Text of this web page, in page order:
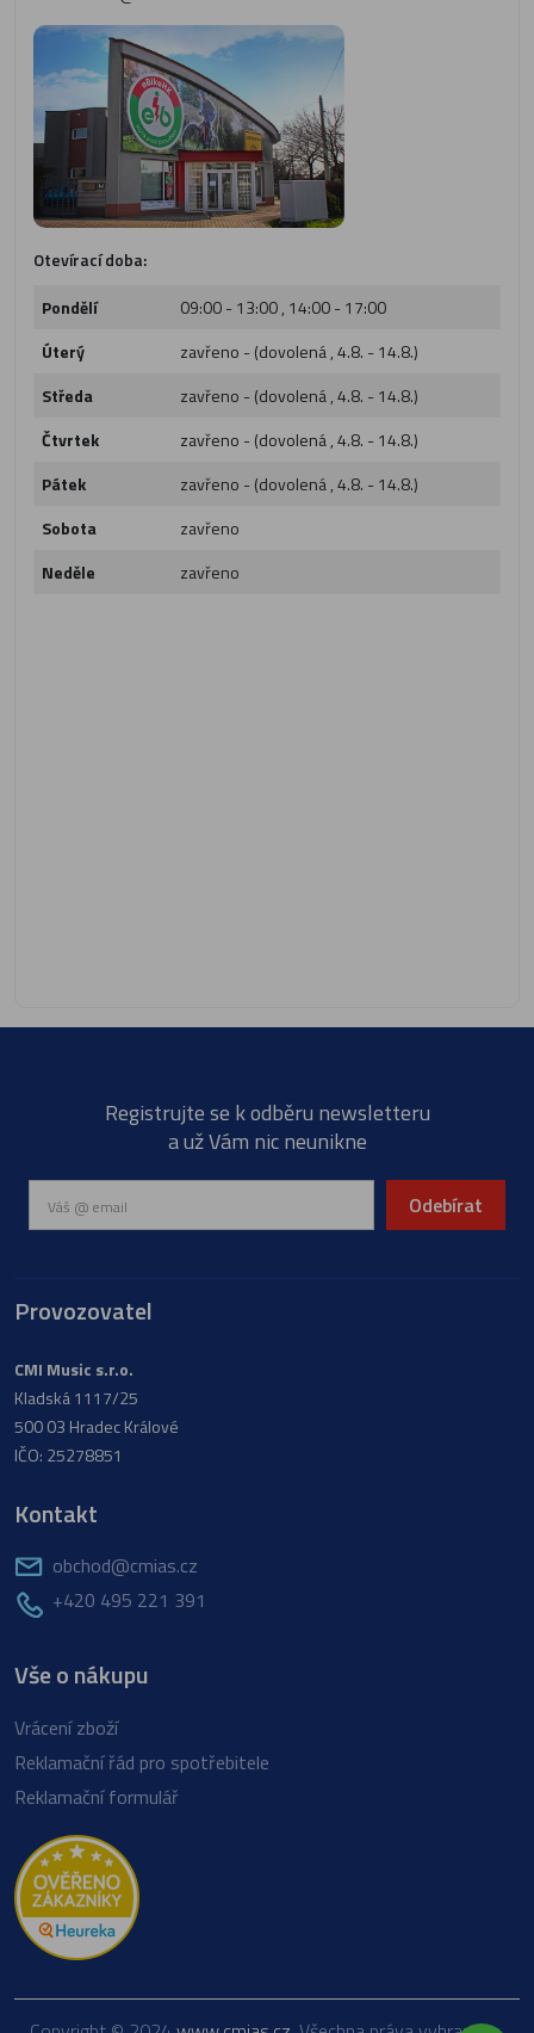
Otevírací doba:
Pondělí
09:00 - 13:00 , 14:00 - 17:00
Úterý
zavřeno - (dovolená , 4.8. - 14.8.)
Středa
zavřeno - (dovolená , 4.8. - 14.8.)
Čtvrtek
zavřeno - (dovolená , 4.8. - 14.8.)
Pátek
zavřeno - (dovolená , 4.8. - 14.8.)
Sobota
zavřeno
Neděle
zavřeno
Registrujte se k odběru newsletteru
a už Vám nic neunikne
Odebírat
Provozovatel
CMI Music s.r.o.
Kladská 1117/25
500 03 Hradec Králové
IČO: 25278851
Kontakt
obchod@cmias.cz
+420 495 221 391
Vše o nákupu
Vrácení zboží
Reklamační řád pro spotřebitele
Reklamační formulář